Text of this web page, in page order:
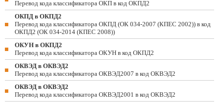
Перевод кода классификатора ОКП в код ОКПД2
ОКПД в ОКПД2
Перевод кода классификатора ОКПД (ОК 034-2007 (КПЕС 2002)) в код
ОКПД2 (ОК 034-2014 (КПЕС 2008))
ОКУН в ОКПД2
Перевод кода классификатора ОКУН в код ОКПД2
ОКВЭД в ОКВЭД2
Перевод кода классификатора ОКВЭД2007 в код ОКВЭД2
ОКВЭД в ОКВЭД2
Перевод кода классификатора ОКВЭД2001 в код ОКВЭД2